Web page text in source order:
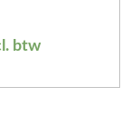
prijs
prijs is:
btw